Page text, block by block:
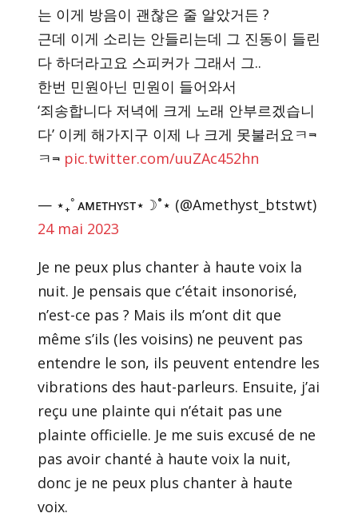
는 이게 방음이 괜찮은 줄 알았거든 ?
근데 이게 소리는 안들리는데 그 진동이 들린
다 하더라고요 스피커가 그래서 그..
한번 민원아닌 민원이 들어와서
‘죄송합니다 저녁에 크게 노래 안부르겠습니
다’ 이케 해가지구 이제 나 크게 못불러요ㅋ⫬
ㅋ⫬ pic.twitter.com/uuZAc452hn
— ⋆₊ﾟᴀᴍᴇᴛʜʏꜱᴛ⋆☽˚⋆ (@Amethyst_btstwt)
24 mai 2023
Je ne peux plus chanter à haute voix la
nuit. Je pensais que c’était insonorisé,
n’est-ce pas ? Mais ils m’ont dit que
même s’ils (les voisins) ne peuvent pas
entendre le son, ils peuvent entendre les
vibrations des haut-parleurs. Ensuite, j’ai
reçu une plainte qui n’était pas une
plainte officielle. Je me suis excusé de ne
pas avoir chanté à haute voix la nuit,
donc je ne peux plus chanter à haute
voix.